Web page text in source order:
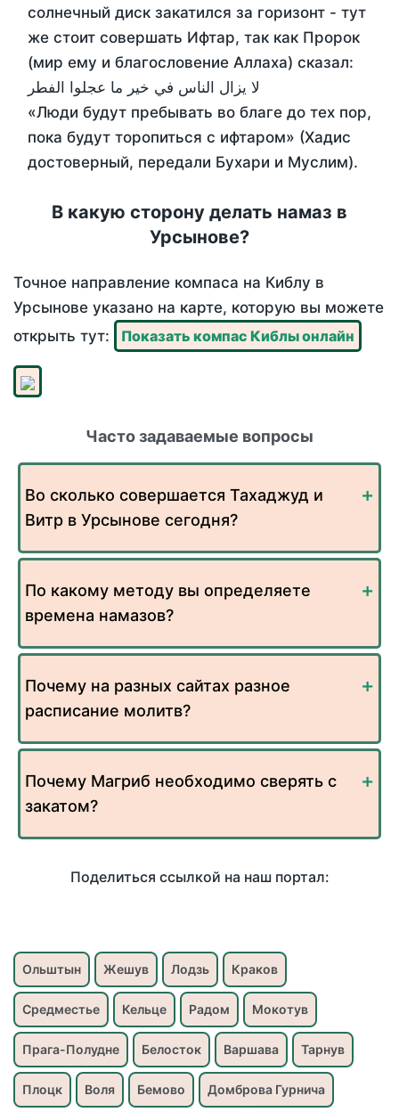
солнечный диск закатился за горизонт - тут
же стоит совершать Ифтар, так как Пророк
(мир ему и благословение Аллаха) сказал:
لا يزال الناس في خير ما عجلوا الفطر
«Люди будут пребывать во благе до тех пор,
пока будут торопиться с ифтаром» (Хадис
достоверный, передали Бухари и Муслим).
В какую сторону делать намаз в
Урсынове?
Точное направление компаса на Киблу в
Урсынове указано на карте, которую вы можете
открыть тут:
Показать компас Киблы онлайн
Часто задаваемые вопросы
Во сколько совершается Тахаджуд и
Витр в Урсынове сегодня?
По какому методу вы определяете
времена намазов?
Почему на разных сайтах разное
расписание молитв?
Почему Магриб необходимо сверять с
закатом?
Поделиться ссылкой на наш портал:
Ольштын Жешув Лодзь Краков
Средместье Кельце Радом Мокотув
Прага-Полудне Белосток Варшава Тарнув
Плоцк Воля Бемово Домброва Гурнича